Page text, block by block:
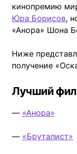
кинопремию
Юра Борисов,
«Анора» Шона
Ниже
получение
Лучший
— «Анора»
— «Бруталист»